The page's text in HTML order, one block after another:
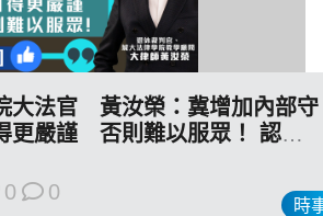
時
大法官 黃汝榮：冀增加內部守
嚴謹 否則難以服眾！ 認同L
0 0